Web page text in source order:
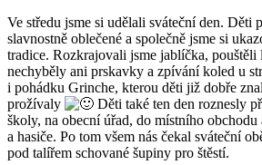
Ve středu jsme si udělali sváteční den. Děti
slavnostně oblečené a společně jsme si
tradice. Rozkrajovali jsme jablíčka,
nechyběly ani prskavky a zpívání koled u
i pohádku Grinche, kterou děti již dobře
prožívaly
Děti také ten den roznesly
školy, na obecní úřad, do místního
a hasiče. Po tom všem nás čekal sváteční
pod talířem schované šupiny pro štěstí.